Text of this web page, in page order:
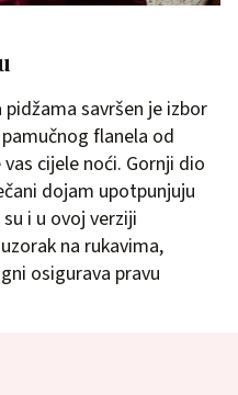
savršen je izbor
flanela od
cijele noći. Gornji dio
dojam upotpunjuju
i u ovoj verziji
na rukavima,
osigurava pravu